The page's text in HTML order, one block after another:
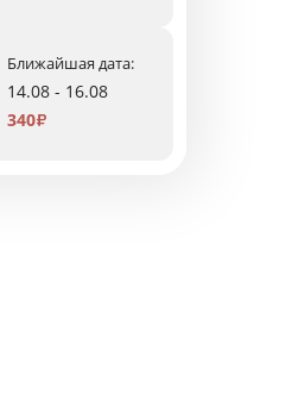
Ближайшая дата:
14.08 - 16.08
340₽